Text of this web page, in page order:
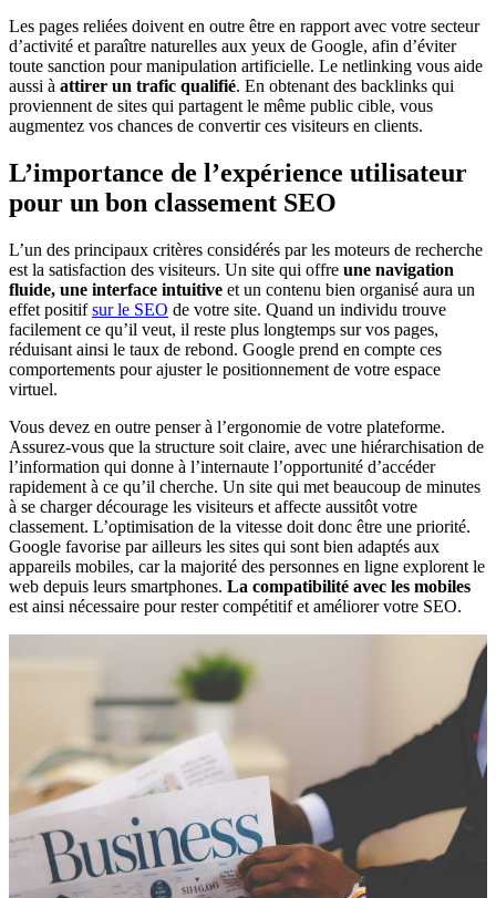
Les pages reliées doivent en outre être en rapport avec votre secteur
d’activité et paraître naturelles aux yeux de Google, afin d’éviter
toute sanction pour manipulation artificielle. Le netlinking vous aide
aussi à attirer un trafic qualifié. En obtenant des backlinks qui
proviennent de sites qui partagent le même public cible, vous
augmentez vos chances de convertir ces visiteurs en clients.
L’importance de l’expérience utilisateur
pour un bon classement SEO
L’un des principaux critères considérés par les moteurs de recherche
est la satisfaction des visiteurs. Un site qui offre une navigation
fluide, une interface intuitive et un contenu bien organisé aura un
effet positifsur le SEO de votre site. Quand un individu trouve
facilement ce qu’il veut, il reste plus longtemps sur vos pages,
réduisant ainsi le taux de rebond. Google prend en compte ces
comportements pour ajuster le positionnement de votre espace
virtuel.
Vous devez en outre penser à l’ergonomie de votre plateforme.
Assurez-vous que la structure soit claire, avec une hiérarchisation de
l’information qui donne à l’internaute l’opportunité d’accéder
rapidement à ce qu’il cherche. Un site qui met beaucoup de minutes
à se charger décourage les visiteurs et affecte aussitôt votre
classement. L’optimisation de la vitesse doit donc être une priorité.
Google favorise par ailleurs les sites qui sont bien adaptés aux
appareils mobiles, car la majorité des personnes en ligne explorent le
web depuis leurs smartphones. La compatibilité avec les mobiles
est ainsi nécessaire pour rester compétitif et améliorer votre SEO.